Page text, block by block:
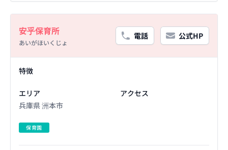
安乎保育所
あいがほいくじょ
電話 公式HP
特徴
エリア
兵庫県 洲本市
アクセス
保育園